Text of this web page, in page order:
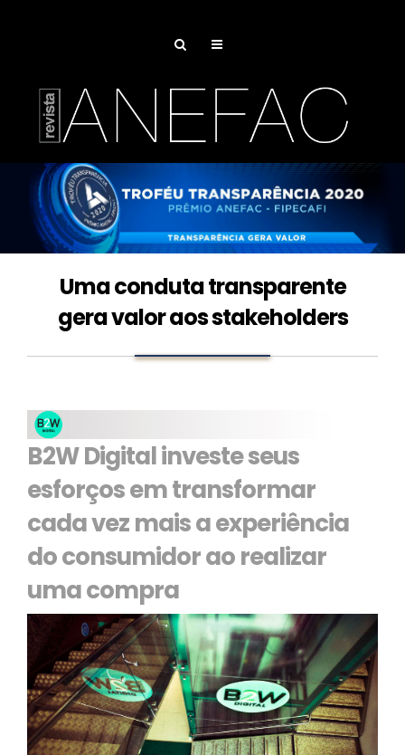
Uma conduta transparente
gera valor aos stakeholders
B2W Digital investe seus
esforços em transformar
cada vez mais a experiência
do consumidor ao realizar
uma compra